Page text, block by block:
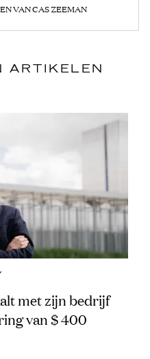
VAN CAS ZEEMAN
ARTIKELEN
met zijn bedrijf
van $ 400